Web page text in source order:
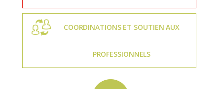
COORDINATIONS ET SOUTIEN AUX
PROFESSIONNELS